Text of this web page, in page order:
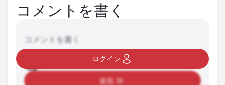
コメントを書く
コメントを書く
送信
ログイン